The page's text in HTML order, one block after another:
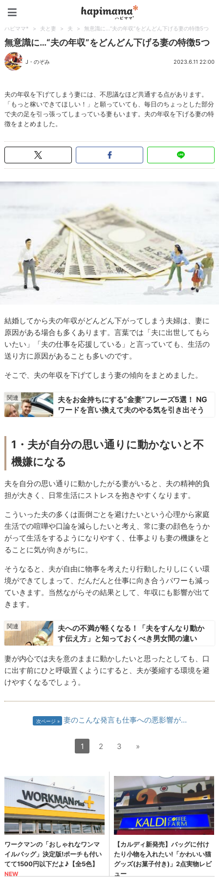
ハピママ* > 夫と妻 > 夫 > 無意識に…“夫の年収”をどんどん下げる妻の特徴5つ
無意識に…“夫の年収”をどんどん下げる妻の特徴5つ
J・のぞみ 2023.6.11 22:00
夫の年収を下げてしまう妻には、不思議なほど共通する点があります。
「もっと稼いできてほしい！」と願っていても、毎日のちょっとした部分
で夫の足を引っ張ってしまっている妻もいます。夫の年収を下げる妻の特
徴をまとめました。
結婚してから夫の年収がどんどん下がってしまう夫婦は、妻に
原因がある場合も多くあります。言葉では「夫に出世してもら
いたい」「夫の仕事を応援している」と言っていても、生活の
送り方に原因があることも多いのです。
そこで、夫の年収を下げてしまう妻の傾向をまとめました。
夫をお金持ちにする“金妻”フレーズ5選！ NG
ワードを言い換えて夫のやる気を引き出そう
1・夫が自分の思い通りに動かないと不
機嫌になる
夫を自分の思い通りに動かしたがる妻がいると、夫の精神的負
担が大きく、日常生活にストレスを抱きやすくなります。
こういった夫の多くは面倒ごとを避けたいという心理から家庭
生活での喧嘩や口論を減らしたいと考え、常に妻の顔色をうか
がって生活をするようになりやすく、仕事よりも妻の機嫌をと
ることに気が向きがちに。
そうなると、夫が自由に物事を考えたり行動したりしにくい環
境ができてしまって、だんだんと仕事に向き合うパワーも減っ
ていきます。当然ながらその結果として、年収にも影響が出て
きます。
夫への不満が軽くなる！「夫をすんなり動か
す伝え方」と知っておくべき男女間の違い
妻が内心では夫を意のままに動かしたいと思ったとしても、口
に出す前にひと呼吸置くようにすると、夫が萎縮する環境を避
けやすくなるでしょう。
次ページ 妻のこんな発言も仕事への悪影響が…
1 2 3 »